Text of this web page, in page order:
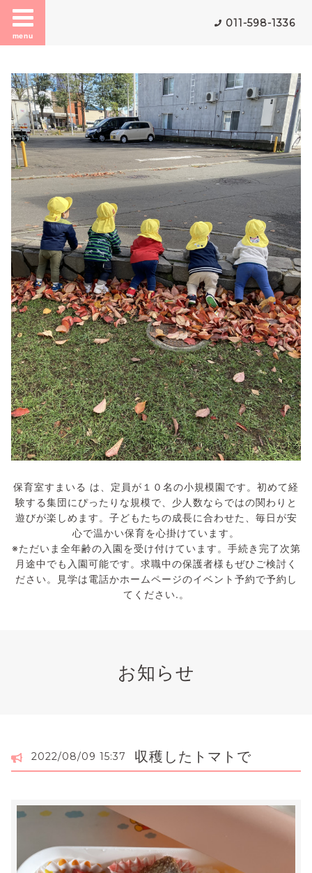
menu
011-598-1336
保育室すまいる は、定員が１０名の小規模園です。初めて経
験する集団にぴったりな規模で、少人数ならではの関わりと
遊びが楽しめます。子どもたちの成長に合わせた、毎日が安
心で温かい保育を心掛けています。
※ただいま全年齢の入園を受け付けています。手続き完了次第
月途中でも入園可能です。求職中の保護者様もぜひご検討く
ださい。見学は電話かホームページのイベント予約で予約し
てください.。
お知らせ
2022/08/09 15:37 収穫したトマトで